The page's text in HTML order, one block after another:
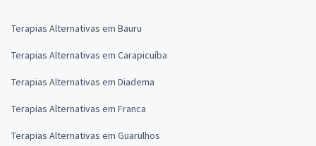
Terapias Alternativas em Bauru
Terapias Alternativas em Carapicuíba
Terapias Alternativas em Diadema
Terapias Alternativas em Franca
Terapias Alternativas em Guarulhos